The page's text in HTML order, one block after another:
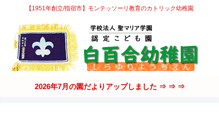
【1951年創立/指宿市】モンテッソーリ教育のカトリック幼稚園
2026年7月の園だよりアップしました ⇒ ⇒ ⇒